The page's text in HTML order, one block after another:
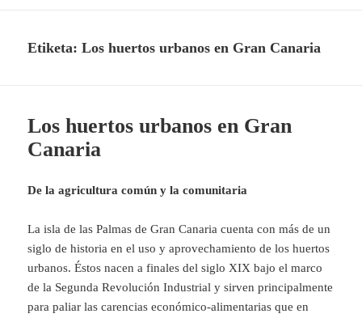
Etiketa:Los huertos urbanos en Gran Canaria
Los huertos urbanos en Gran
Canaria
De la agricultura común y la comunitaria
La isla de las Palmas de Gran Canaria cuenta con más de un
siglo de historia en el uso y aprovechamiento de los huertos
urbanos. Éstos nacen a finales del siglo XIX bajo el marco
de la Segunda Revolución Industrial y sirven principalmente
para paliar las carencias económico-alimentarias que en